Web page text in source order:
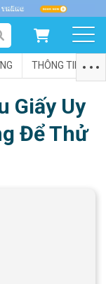
DÀNH CHO CHÓ
THÔNG TIN VỀ
Giấy Uy
Để Thử